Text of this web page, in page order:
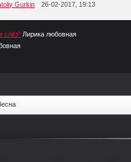
Gurkin 26-02-2017, 19:13
слёз" Лирика любовная